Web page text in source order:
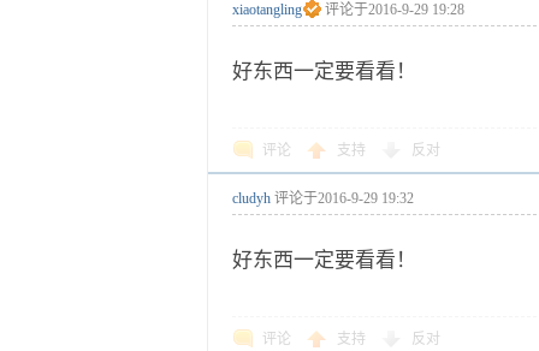
xiaotangling 评论于2016-9-29 19:28
好东西一定要看看！
评论 支持 反对
cludyh 评论于2016-9-29 19:32
好东西一定要看看！
评论 支持 反对